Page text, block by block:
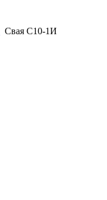
Свая С10-1И